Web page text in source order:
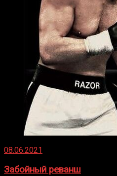
08.06.2021
Забойный реванш